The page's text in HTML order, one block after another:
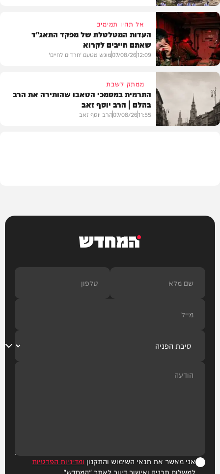
וידאו
דעות
אל תהיו תמימים
העדות המטלטלת של מפקד התאג"ד
שאתם חייבים לקרוא
12:09
07/08/26מוגש מטעם 'חרדים לחיים'
ממתק לשבת
התרמית במסמכי הטאבו שהותירה את הרב
בהלם | הרב יוסף זאב
11:55
07/08/26הרב יוסף זאב
המחדש
אני מאשר את תנאי השימוש והתקנון ומדיניות הפרטיות
למשלוח תכנים ואישור דיוור לאתר "המחדש"